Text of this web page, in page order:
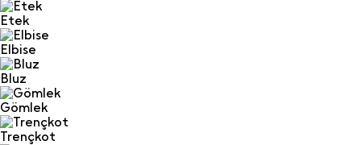
Etek
Elbise
Bluz
Gömlek
Trençkot